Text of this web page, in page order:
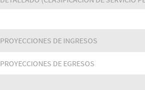
PROYECCIONES DE INGRESOS
PROYECCIONES DE EGRESOS